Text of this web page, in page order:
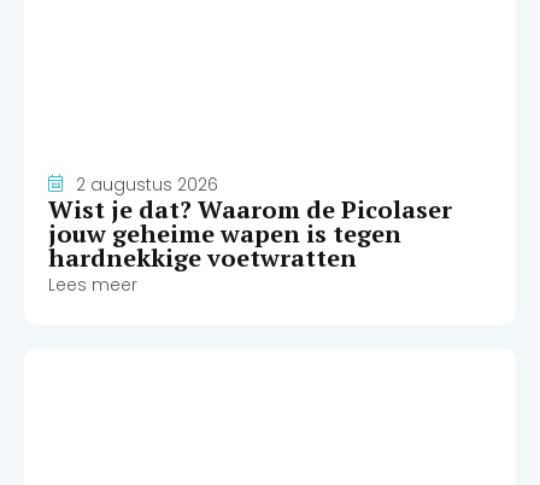
2 augustus 2026
Wist je dat? Waarom de Picolaser
jouw geheime wapen is tegen
hardnekkige voetwratten
Lees meer